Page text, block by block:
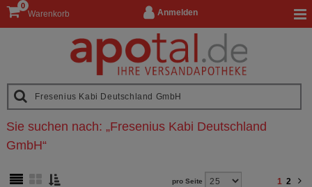
Anmelden
Warenkorb
0
Sie suchen nach: „Fresenius Kabi Deutschland
GmbH“
pro Seite 1 2